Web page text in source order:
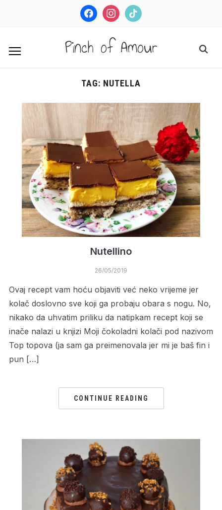
facebookinstagramtiktok
Pinch of Amour
TAG: NUTELLA
Nutellino
26/05/2019
Ovaj recept vam hoću objaviti već neko vrijeme jer
kolač doslovno sve koji ga probaju obara s nogu. No,
nikako da uhvatim priliku da natipkam recept koji se
inače nalazi u knjizi Moji čokoladni kolači pod nazivom
Top topova (ja sam ga preimenovala jer mi je baš fin i
pun […]
CONTINUE READING